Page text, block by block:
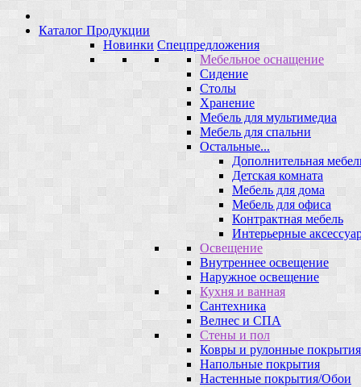
Каталог Продукции
Новинки Спецпредложения
Мебельное оснащение
Сидение
Столы
Хранение
Мебель для мультимедиа
Мебель для спальни
Остальные...
Дополнительная
Детская комната
Мебель для дома
Мебель для офиса
Контрактная мебель
Интерьерные
Освещение
Внутреннее освещение
Наружное освещение
Кухня и ванная
Сантехника
Велнес и СПА
Стены и пол
Ковры и рулонные покрытия
Напольные покрытия
Настенные покрытия/Обои